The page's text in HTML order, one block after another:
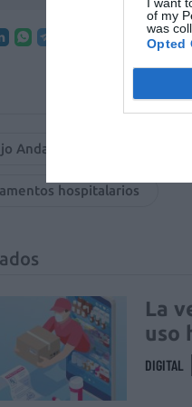
of my
was
Opted
Andaluz de Colegios
hospitalarios
La
uso
DIGITAL